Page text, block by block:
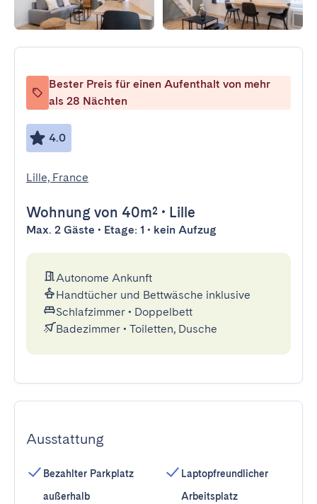
Bester Preis für einen Aufenthalt von mehr
als 28 Nächten
4.0
Lille, France
Wohnung von 40m² • Lille
Max. 2 Gäste • Etage: 1 • kein Aufzug
Autonome Ankunft
Handtücher und Bettwäsche inklusive
Schlafzimmer • Doppelbett
Badezimmer • Toiletten, Dusche
Ausstattung
Bezahlter Parkplatz
außerhalb
Laptopfreundlicher
Arbeitsplatz